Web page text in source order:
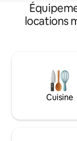
locations
Cuisine